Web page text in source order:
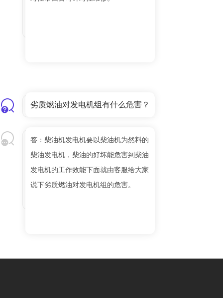
劣质燃油对发电机组有什么危害？
答：柴油机发电机要以柴油机为然料的
柴油发电机，柴油的好坏能危害到柴油
发电机的工作效能下面就由客服给大家
说下劣质燃油对发电机组的危害。